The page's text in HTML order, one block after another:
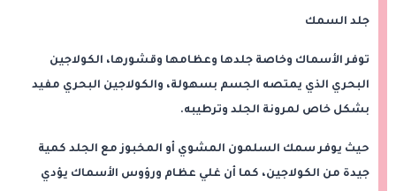
جلد السمك
توفر الأسماك وخاصة جلدها وعظامها وقشورها، الكولاجين
البحري الذي يمتصه الجسم بسهولة، والكولاجين البحري مفيد
بشكل خاص لمرونة الجلد وترطيبه.
حيث يوفر سمك السلمون المشوي أو المخبوز مع الجلد كمية
جيدة من الكولاجين، كما أن غلي عظام ورؤوس الأسماك يؤدي